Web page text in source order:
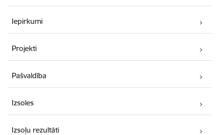
Iepirkumi
Projekti
Pašvaldība
Izsoles
Izsoļu rezultāti